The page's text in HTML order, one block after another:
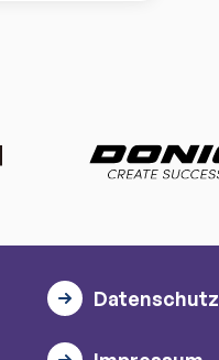
Datenschutz